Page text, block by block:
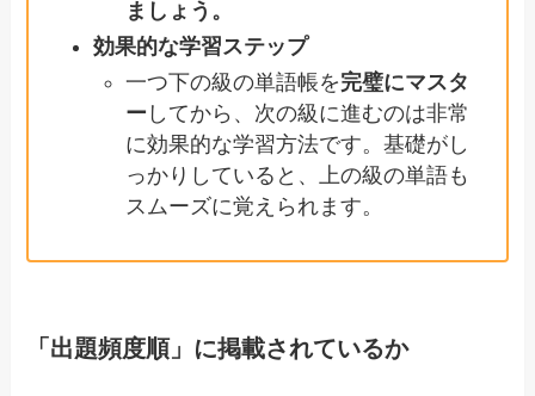
ましょう。
効果的な学習ステップ
一つ下の級の単語帳を完璧にマスタ
ー してから、次の級に進むのは非常
に効果的な学習方法です。基礎がし
っかりしていると、上の級の単語も
スムーズに覚えられます。
「出題頻度順」に掲載されているか